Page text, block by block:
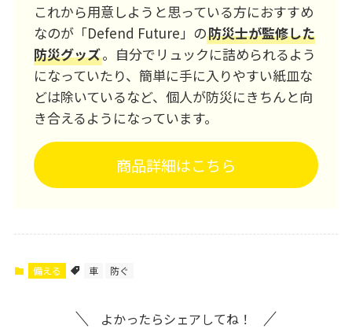
これから用意しようと思っている方におすすめ
なのが「Defend Future」の防災士が監修した
防災グッズ。自分でリュックに詰められるよう
になっていたり、簡単に手に入りやすい紙皿な
どは除いているなど、個人が防災にきちんと向
き合えるようになっています。
商品詳細はこちら
備える 車 防ぐ
よかったらシェアしてね！